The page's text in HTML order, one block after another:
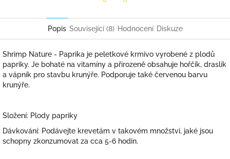
Popis Související (8) Hodnocení Diskuze
Shrimp Nature - Paprika je peletkové krmivo vyrobené z plodů
papriky. Je bohaté na vitamíny a přirozeně obsahuje hořčík, draslík
a vápník pro stavbu krunýře. Podporuje také červenou barvu
krunýře.
Složení: Plody papriky
Dávkování: Podávejte krevetám v takovém množství, jaké jsou
schopny zkonzumovat za cca 5-6 hodin.